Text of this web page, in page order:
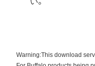
第3条 使用制限
お客様は、
本ソフトウ
Warning:This download